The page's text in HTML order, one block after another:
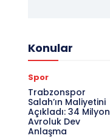
Konular
Spor
Trabzonspor
Salah’ın Maliyetini
Açıkladı: 34 Milyon
Avroluk Dev
Anlaşma